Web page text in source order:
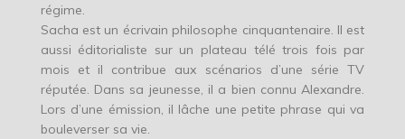
régime.
Sacha est un écrivain philosophe cinquantenaire. Il est
aussi éditorialiste sur un plateau télé trois fois par
mois et il contribue aux scénarios d’une série TV
réputée. Dans sa jeunesse, il a bien connu Alexandre.
Lors d’une émission, il lâche une petite phrase qui va
bouleverser sa vie.